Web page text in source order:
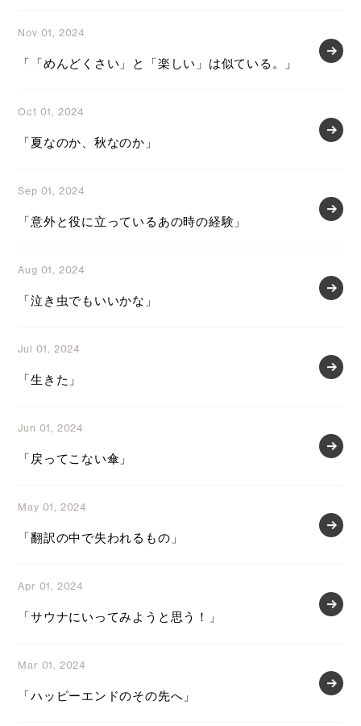
Nov 01, 2024
「「めんどくさい」と「楽しい」は似ている。」
Oct 01, 2024
「夏なのか、秋なのか」
Sep 01, 2024
「意外と役に立っているあの時の経験」
Aug 01, 2024
「泣き虫でもいいかな」
Jul 01, 2024
「生きた」
Jun 01, 2024
「戻ってこない傘」
May 01, 2024
「翻訳の中で失われるもの」
Apr 01, 2024
「サウナにいってみようと思う！」
Mar 01, 2024
「ハッピーエンドのその先へ」